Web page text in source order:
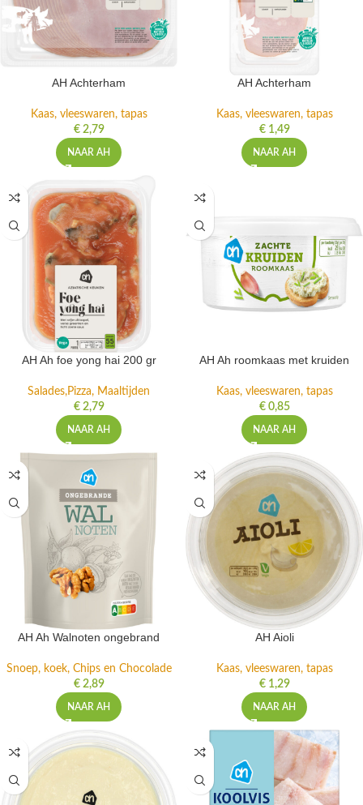
AH Achterham
Kaas, vleeswaren, tapas
€2,79
NAAR AH
AH Achterham
Kaas, vleeswaren, tapas
€1,49
NAAR AH
AH Ah foe yong hai 200 gr
Salades,Pizza, Maaltijden
€2,79
NAAR AH
AH Ah roomkaas met kruiden
Kaas, vleeswaren, tapas
€0,85
NAAR AH
AH Ah Walnoten ongebrand
Snoep, koek, Chips en Chocolade
€2,89
NAAR AH
AH Aioli
Kaas, vleeswaren, tapas
€1,29
NAAR AH